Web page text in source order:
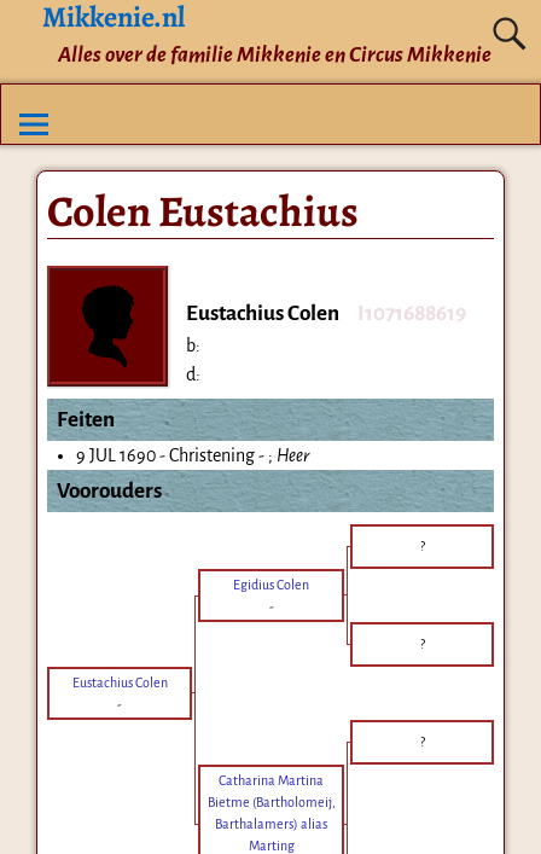
Mikkenie.nl
Alles over de familie Mikkenie en Circus Mikkenie
Colen Eustachius
Eustachius Colen I1071688619
b:
d:
Feiten
9 JUL 1690 - Christening - ; Heer
Voorouders
?
Egidius Colen
-
?
Eustachius Colen
-
?
Catharina Martina
Bietme (Bartholomeij,
Barthalamers) alias
Marting